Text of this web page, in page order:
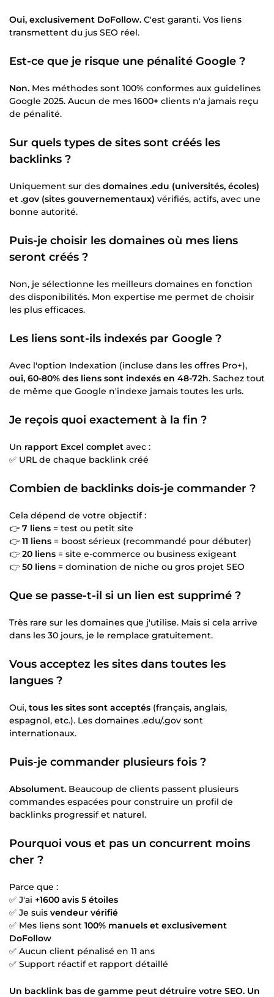
Oui, exclusivement DoFollow. C'est garanti. Vos liens
transmettent du jus SEO réel.
Est-ce que je risque une pénalité Google ?
Non. Mes méthodes sont 100% conformes aux guidelines
Google 2025. Aucun de mes 1600+ clients n'a jamais reçu
de pénalité.
Sur quels types de sites sont créés les
backlinks ?
Uniquement sur des domaines .edu (universités, écoles)
et .gov (sites gouvernementaux) vérifiés, actifs, avec une
bonne autorité.
Puis-je choisir les domaines où mes liens
seront créés ?
Non, je sélectionne les meilleurs domaines en fonction
des disponibilités. Mon expertise me permet de choisir
les plus efficaces.
Les liens sont-ils indexés par Google ?
Avec l'option Indexation (incluse dans les offres Pro+),
oui, 60-80% des liens sont indexés en 48-72h. Sachez tout
de même que Google n'indexe jamais toutes les urls.
Je reçois quoi exactement à la fin ?
Un rapport Excel complet avec :
✅ URL de chaque backlink créé
Combien de backlinks dois-je commander ?
Cela dépend de votre objectif :
👉 7 liens = test ou petit site
👉 11 liens = boost sérieux (recommandé pour débuter)
👉 20 liens = site e-commerce ou business exigeant
👉 50 liens = domination de niche ou gros projet SEO
Que se passe-t-il si un lien est supprimé ?
Très rare sur les domaines que j'utilise. Mais si cela arrive
dans les 30 jours, je le remplace gratuitement.
Vous acceptez les sites dans toutes les
langues ?
Oui, tous les sites sont acceptés (français, anglais,
espagnol, etc.). Les domaines .edu/.gov sont
internationaux.
Puis-je commander plusieurs fois ?
Absolument. Beaucoup de clients passent plusieurs
commandes espacées pour construire un profil de
backlinks progressif et naturel.
Pourquoi vous et pas un concurrent moins
cher ?
Parce que :
✅ J'ai +1600 avis 5 étoiles
✅ Je suis vendeur vérifié
✅ Mes liens sont 100% manuels et exclusivement
DoFollow
✅ Aucun client pénalisé en 11 ans
✅ Support réactif et rapport détaillé
Un backlink bas de gamme peut détruire votre SEO. Un